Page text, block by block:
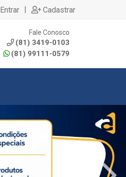
Entrar | Cadastrar
Fale Conosco
(81) 3419-0103
(81) 99111-0579